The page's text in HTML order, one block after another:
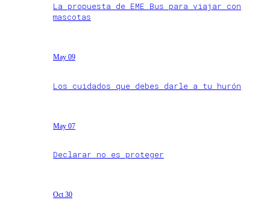
La propuesta de EME Bus para viajar con
mascotas
May 09
Los cuidados que debes darle a tu hurón
May 07
Declarar no es proteger
Oct 30